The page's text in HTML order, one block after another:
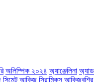
অলিম্পিক ২০২৪ অ্যাঞ্জেলিনা
আকিজ সিরামিকস